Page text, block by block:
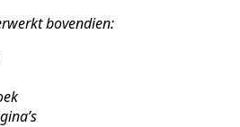
bovendien: